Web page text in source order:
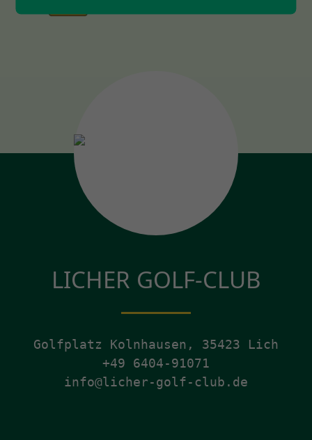
LICHER GOLF-CLUB
Golfplatz Kolnhausen, 35423 Lich
+49 6404-91071
info@licher-golf-club.de